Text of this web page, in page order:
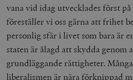
vana vid idag utvecklades först
föreställer vi oss gärna att frihet
personlig sfär i livet som bara är
staten är ålagd att skydda genom
grundläggande rättigheter.
liberalismen är nära förknippad